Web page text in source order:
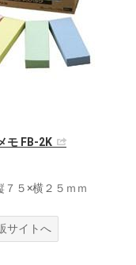
モ FB-2K
５×横２５ｍｍ
サイトへ